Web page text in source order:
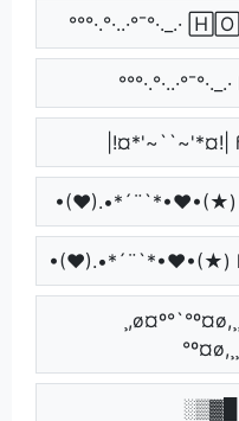
°°°·.°·..·°¯°·._.·
|!¤*'~``~'*¤!|
•(♥).•*´¨`*•♥•(★)
•(♥).•*´¨`*•♥•(★)
░▒▓█